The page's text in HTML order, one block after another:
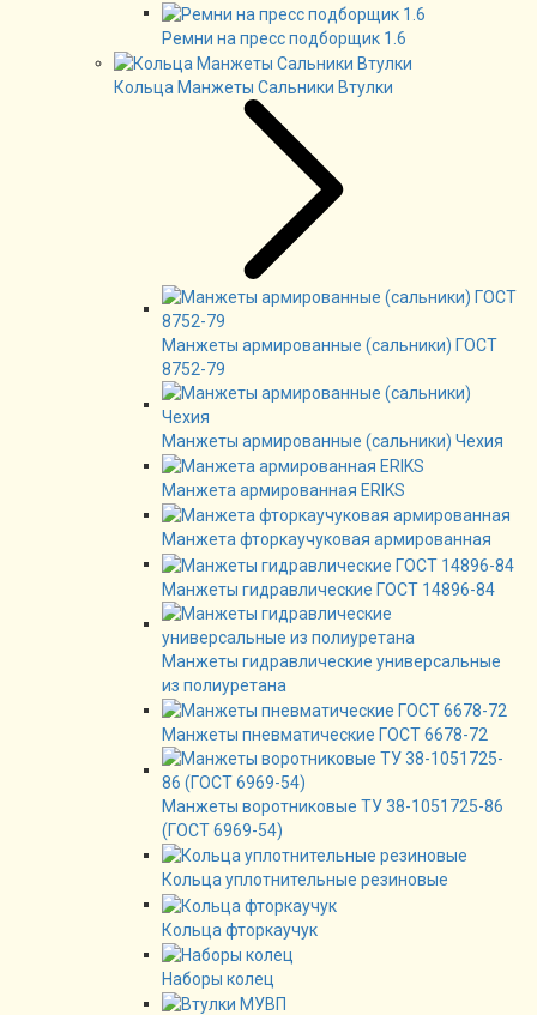
Ремни на пресс подборщик 1.6
Кольца Манжеты Сальники Втулки
Манжеты армированные (сальники) ГОСТ
8752-79
Манжеты армированные (сальники) Чехия
Манжета армированная ERIKS
Манжета фторкаучуковая армированная
Манжеты гидравлические ГОСТ 14896-84
Манжеты гидравлические универсальные
из полиуретана
Манжеты пневматические ГОСТ 6678-72
Манжеты воротниковые ТУ 38-1051725-86
(ГОСТ 6969-54)
Кольца уплотнительные резиновые
Кольца фторкаучук
Наборы колец